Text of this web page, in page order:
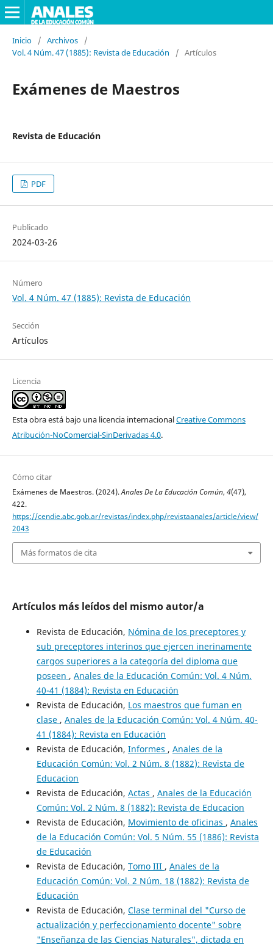
Inicio / Archivos
/
Vol. 4 Núm. 47 (1885): Revista de Educación
/ Artículos
Exámenes de Maestros
Revista de Educación
PDF
Publicado
2024-03-26
Número
Vol. 4 Núm. 47 (1885): Revista de Educación
Sección
Artículos
Licencia
Esta obra está bajo una licencia internacionalCreative Commons
Atribución-NoComercial-SinDerivadas 4.0.
Cómo citar
Exámenes de Maestros. (2024).Anales De La Educación Común, 4(47),
422.
https://cendie.abc.gob.ar/revistas/index.php/revistaanales/article/view/
2043
Más formatos de cita
Artículos más leídos del mismo autor/a
Revista de Educación, Nómina de los preceptores y
sub preceptores interinos que ejercen inerinamente
cargos superiores a la categoría del diploma que
poseen , Anales de la Educación Común: Vol. 4 Núm.
40-41 (1884): Revista en Educación
Revista de Educación, Los maestros que fuman en
clase , Anales de la Educación Común: Vol. 4 Núm. 40-
41 (1884): Revista en Educación
Revista de Educación, Informes , Anales de la
Educación Común: Vol. 2 Núm. 8 (1882): Revista de
Educacion
Revista de Educación, Actas , Anales de la Educación
Común: Vol. 2 Núm. 8 (1882): Revista de Educacion
Revista de Educación, Movimiento de oficinas , Anales
de la Educación Común: Vol. 5 Núm. 55 (1886): Revista
de Educación
Revista de Educación, Tomo III , Anales de la
Educación Común: Vol. 2 Núm. 18 (1882): Revista de
Educación
Revista de Educación, Clase terminal del "Curso de
actualización y perfeccionamiento docente" sobre
"Enseñanza de las Ciencias Naturales", dictada en